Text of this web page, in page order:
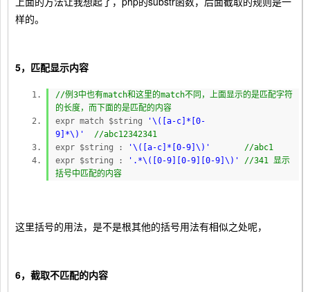
样的。
5，匹配显示内容
//例3中也有match和这里的match不同，上面显示的是匹配字符
的长度，而下面的是匹配的内容
expr match $string
'\([a-c]*[0-
9]*\)' //abc12342341
expr $string :
'\([a-c]*[0-9]\)' //abc1
expr $string :
'.*\([0-9][0-9][0-9]\)' //341 显示
括号中匹配的内容
这里括号的用法，是不是根其他的括号用法有相似之处呢，
6，截取不匹配的内容